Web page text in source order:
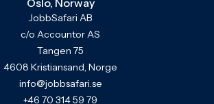
Oslo, Norway
JobbSafari AB
c/o Accountor AS
Tangen 75
4608 Kristiansand, Norge
info@jobbsafari.se
+46 70 314 59 79